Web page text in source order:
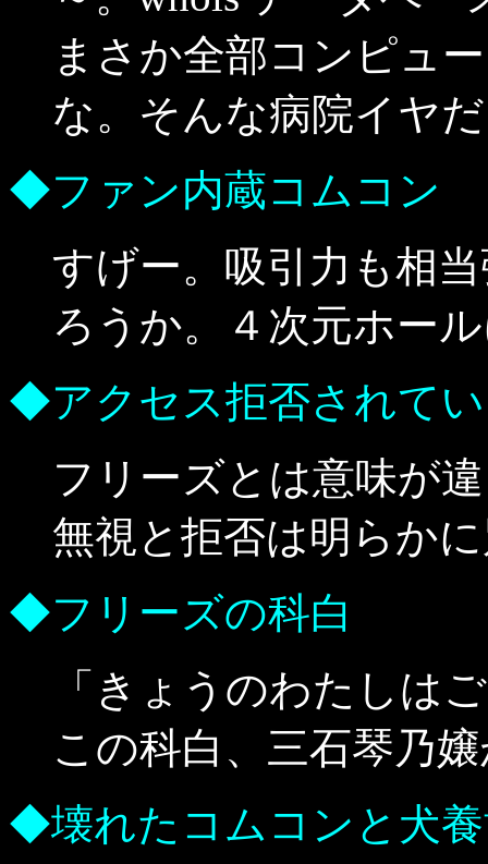
まさか全部コンピュ
な。そんな病院イヤ
◆ファン内蔵コムコン
すげー。吸引力も相
ろうか。４次元ホー
◆アクセス拒否されて
フリーズとは意味が
無視と拒否は明らか
◆フリーズの科白
「きょうのわたしは
この科白、三石琴乃
◆壊れたコムコンと犬